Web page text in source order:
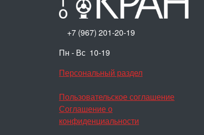
+7 (967) 201-20-19
Пн - Вс 10-19
Персональный раздел
Пользовательское соглашение
Соглашение о
конфиденциальности